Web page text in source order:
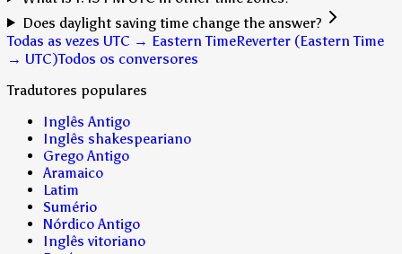
Does daylight saving time change the answer?
Todas as vezes UTC → Eastern TimeReverter (Eastern Time
→ UTC)Todos os conversores
Tradutores populares
Inglês Antigo
Inglês shakespeariano
Grego Antigo
Aramaico
Latim
Sumério
Nórdico Antigo
Inglês vitoriano